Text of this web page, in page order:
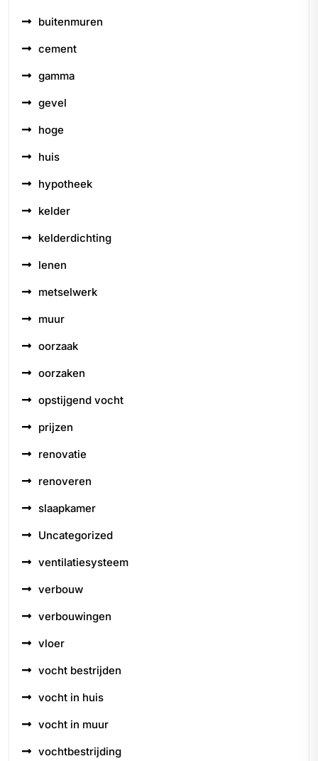
buitenmuren
cement
gamma
gevel
hoge
huis
hypotheek
kelder
kelderdichting
lenen
metselwerk
muur
oorzaak
oorzaken
opstijgend vocht
prijzen
renovatie
renoveren
slaapkamer
Uncategorized
ventilatiesysteem
verbouw
verbouwingen
vloer
vocht bestrijden
vocht in huis
vocht in muur
vochtbestrijding